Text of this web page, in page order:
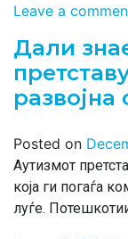
Leave a
Дали
развојна
Posted on
Аутизмот
која ги погаѓа
луѓе.